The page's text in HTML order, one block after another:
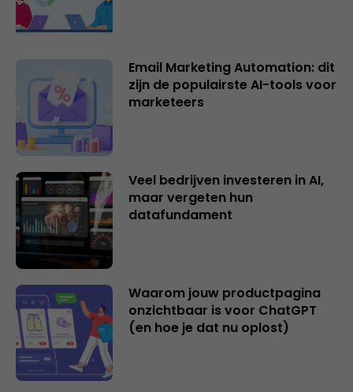
Email Marketing Automation: dit
zijn de populairste AI-tools voor
marketeers
Veel bedrijven investeren in AI,
maar vergeten hun
datafundament
Waarom jouw productpagina
onzichtbaar is voor ChatGPT
(en hoe je dat nu oplost)